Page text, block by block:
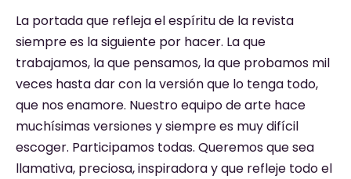
La portada que refleja el espíritu de la revista
siempre es la siguiente por hacer. La que
trabajamos, la que pensamos, la que probamos mil
veces hasta dar con la versión que lo tenga todo,
que nos enamore. Nuestro equipo de arte hace
muchísimas versiones y siempre es muy difícil
escoger. Participamos todas. Queremos que sea
llamativa, preciosa, inspiradora y que refleje todo el